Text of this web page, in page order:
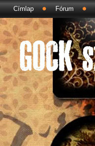
Címlap Fórum